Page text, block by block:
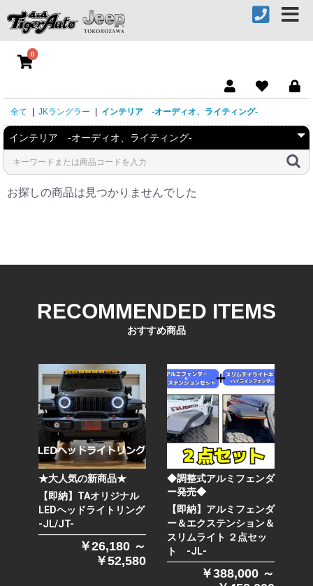
0
全て JKラングラー インテリア -オーディオ、ライティング-
お探しの商品は見つかりませんでした
RECOMMENDED ITEMS
おすすめ商品
★大人気の新商品★
【即納】TAオリジナル
LEDヘッドライトリング
-JL/JT-
￥26,180 ～
￥52,580
◆調整式アルミフェンダ
ー発売◆
【即納】アルミフェンダ
ー＆エクステンション＆
スリムライト ２点セッ
ト -JL-
￥388,000 ～